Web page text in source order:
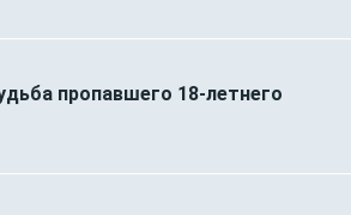
пропавшего 18-летнего